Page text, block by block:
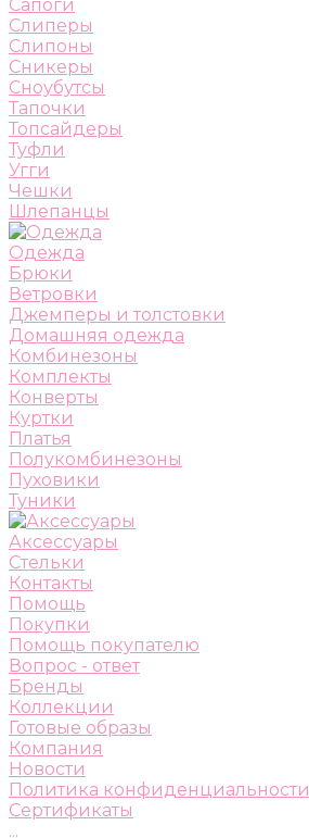
Сапоги
Слиперы
Слипоны
Сникеры
Сноубутсы
Тапочки
Топсайдеры
Туфли
Угги
Чешки
Шлепанцы
Одежда
Брюки
Ветровки
Джемперы и толстовки
Домашняя одежда
Комбинезоны
Комплекты
Конверты
Куртки
Платья
Полукомбинезоны
Пуховики
Туники
Аксессуары
Стельки
Контакты
Помощь
Покупки
Помощь покупателю
Вопрос - ответ
Бренды
Коллекции
Готовые образы
Компания
Новости
Политика конфиденциальности
Сертификаты
...